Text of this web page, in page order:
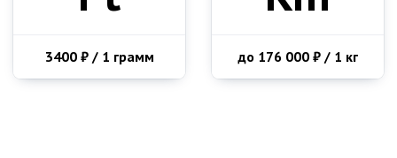
3400 ₽ / 1 грамм до 176 000 ₽ / 1 кг